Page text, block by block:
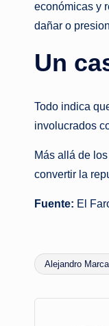
económicas y
dañar o
Un
Todo indica
involucrados
Más allá de
convertir la
Fuente: El
Tags:
Alejandro